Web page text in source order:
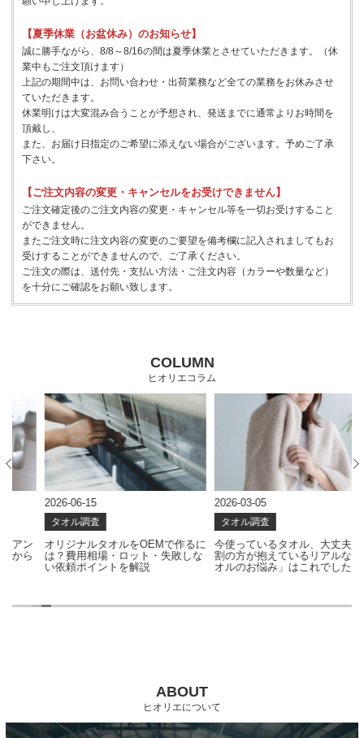
【夏季休業（お盆休み）のお知らせ】
誠に勝手ながら、8/8～8/16の間は夏季休業とさせていただきます。（休
業中もご注文頂けます）
上記の期間中は、お問い合わせ・出荷業務など全ての業務をお休みさせ
ていただきます。
休業明けは大変混み合うことが予想され、発送までに通常よりお時間を
頂戴し、
また、お届け日指定のご希望に添えない場合がございます。予めご了承
下さい。
【ご注文内容の変更・キャンセルをお受けできません】
ご注文確定後のご注文内容の変更・キャンセル等を一切お受けすること
ができません。
またご注文時に注文内容の変更のご要望を備考欄に記入されましてもお
受けすることができませんので、ご了承ください。
ご注文の際は、送付先・支払い方法・ご注文内容（カラーや数量など）
を十分にご確認をお願い致します。
COLUMN
ヒオリエコラム
2026-06-15
タオル調査
オリジナルタオルをOEMで作るに
は？費用相場・ロット・失敗しな
い依頼ポイントを解説
2026-03-05
タオル調査
今使っているタオル、大丈夫？6
割の方が抱えているリアルな「タ
オルのお悩み」はこれでした
ABOUT
ヒオリエについて